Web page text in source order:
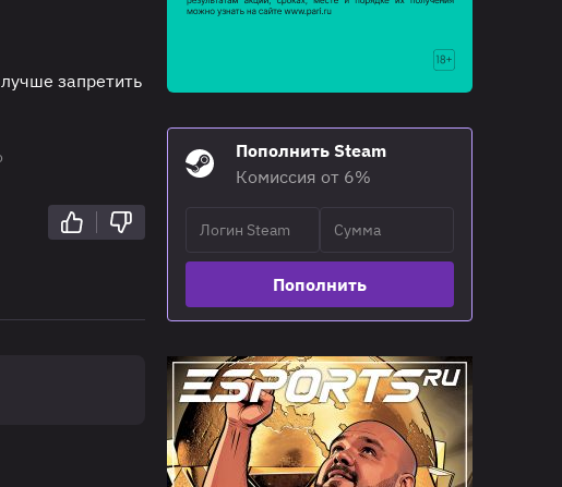
запретить
Пополнить Steam
Комиссия от 6%
Пополнить